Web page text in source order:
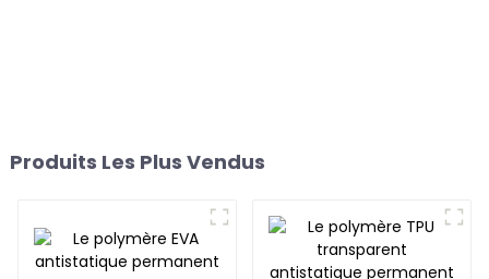
Produits Les Plus Vendus